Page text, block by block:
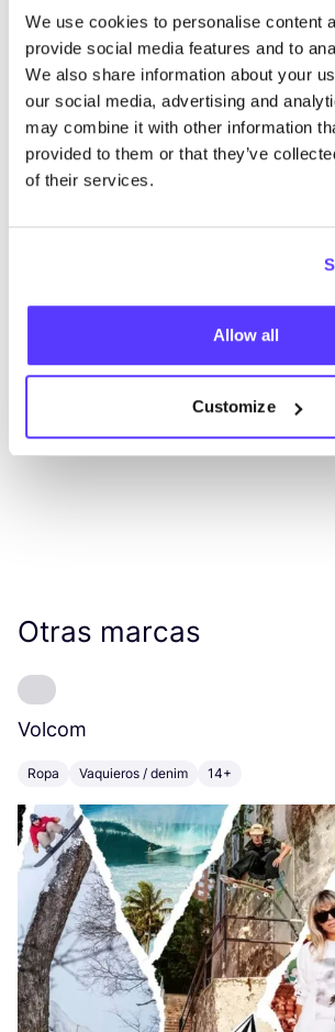
We use cookies to personalise content
provide social media features and to
We also share information about your
our social media, advertising and
may combine it with other information
provided to them or that they’ve
of their services.
Allow all
Customize
No encontramos ningún
criterios de
List Map
Otras marcas
Volcom
Ropa Vaquieros / denim 14+